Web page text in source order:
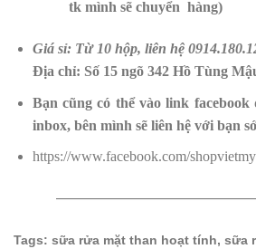
tk mình sẽ chuyển hàng)
Giá sỉ: Từ 10 hộp, liên hệ
Địa chỉ: Số 15 ngõ 342 Hồ Tùng
Bạn cũng có thể vào link
inbox, bên mình sẽ liên hệ với bạn
https://www.facebook.com/
Tags: sữa rửa mặt than hoạt tính, sữa